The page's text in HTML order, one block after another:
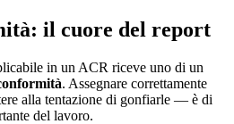
il cuore del report
in un ACR riceve uno di un
. Assegnare correttamente
alla tentazione di gonfiarle — è di
del lavoro.